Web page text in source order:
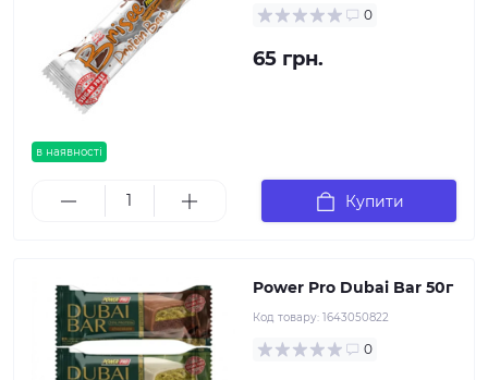
в наявності
0
65 грн.
Купити
Power Pro Dubai Bar 50г
Код товару: 1643050822
0